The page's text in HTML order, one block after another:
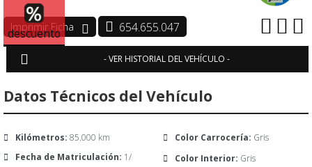
descuento 654.655.047
- VER HISTORIAL DEL VEHÍCULO -
Datos Técnicos del Vehículo
Kilómetros:
85.000 km
Fecha de Matriculación: 1/
Color Carrocería: Gris
Color Interior: Gris